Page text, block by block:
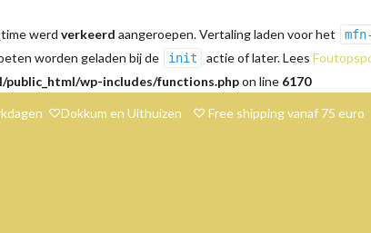
werd verkeerd aangeroepen. Vertaling laden voor het
worden geladen bij de
init actie of later. Lees
public_html/wp-includes/functions.phpon line 6170
♡Dokkum en Uithuizen ♡ Free shipping vanaf 75 euro